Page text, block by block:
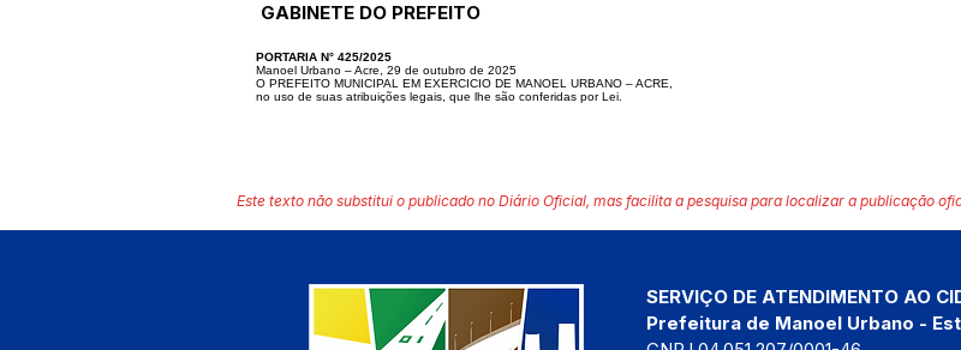
GABINETE DO PREFEITO
PORTARIA N° 425/2025
Manoel Urbano – Acre, 29 de outubro de 2025
O PREFEITO MUNICIPAL EM EXERCICIO DE MANOEL URBANO – ACRE,
no uso de suas atribuições legais, que lhe são conferidas por Lei.
Este texto não substitui o publicado no Diário Oficial, mas facilita a pesquisa para localizar a publicação
SERVIÇO DE ATENDIMENTO AO
Prefeitura de Manoel Urbano -